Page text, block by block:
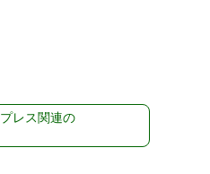
レス関連の